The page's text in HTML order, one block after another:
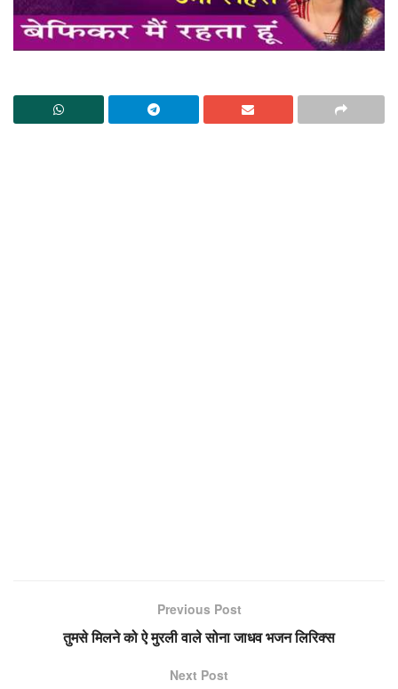
Previous Post
तुमसे मिलने को ऐ मुरली वाले सोना जाधव भजन लिरिक्स
Next Post